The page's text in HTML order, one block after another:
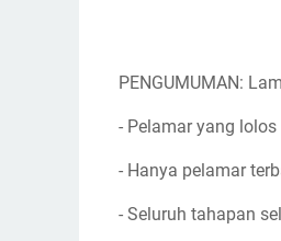
PENGUMUMAN:
- Pelamar yang
- Hanya pelamar
- Seluruh tahapan